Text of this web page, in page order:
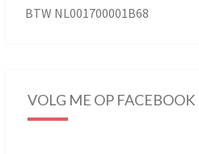
BTW NL001700001B68
VOLG ME OP FACEBOOK